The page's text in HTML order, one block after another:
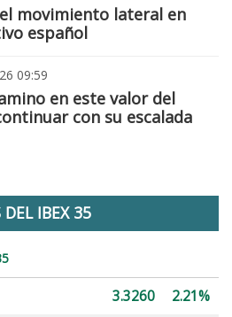
movimiento lateral en
español
09:59
en este valor del
con su escalada
DEL IBEX 35
3.3260
2.21%